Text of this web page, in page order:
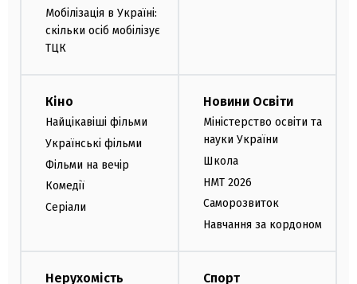
Мобілізація в Україні:
скільки осіб мобілізує
ТЦК
Кіно
Найцікавіші фільми
Українські фільми
Фільми на вечір
Комедії
Серіали
Новини Освіти
Міністерство освіти та
науки України
Школа
НМТ 2026
Саморозвиток
Навчання за кордоном
Нерухомість Спорт